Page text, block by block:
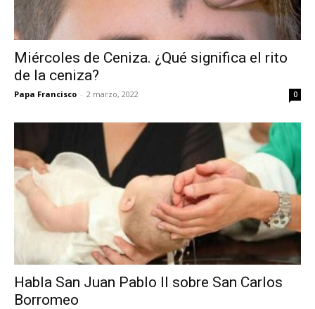
Miércoles de Ceniza. ¿Qué significa el rito
de la ceniza?
Papa Francisco - 2 marzo, 2022 0
Habla San Juan Pablo II sobre San Carlos
Borromeo